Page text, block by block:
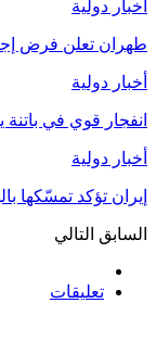
أخبار دولية
طهران تعلن فرض
أخبار دولية
انفجار قوي في
أخبار دولية
إيران تؤكد تمسّكها
السابق التالي
تعليقات